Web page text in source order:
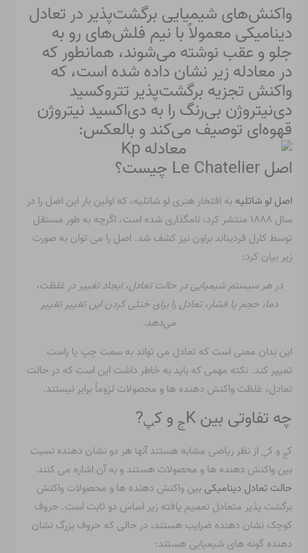
واکنش‌های شیمیایی برگشت‌پذیر در تعادل
دینامیکی معمولاً با نیم فلش‌های رو به
جلو و عقب نوشته می‌شوند، همانطور که
در معادله زیر نشان داده شده است، که
واکنش تجزیه برگشت‌پذیر تتروکسید
دی‌نیتروژن بی‌رنگ را به دی‌اکسید نیتروژن
قهوه‌ای توصیف می‌کند و بالعکس:
اصل Le Chatelier چیست؟
اصل لو شاتلیه به افتخار هنری لو شاتلیه، که اولین بار این اصل را در
سال ۱۸۸۸ منتشر کرد، نامگذاری شده است، اگرچه به طور مستقل
توسط کارل فردیناند براون نیز کشف شد. اصل را می توان به صورت
زیر بیان کرد:
در هر سیستم شیمیایی در حالت تعادل، ایجاد تغییر در غلظت،
دما، حجم یا فشار، تعادل را برای خنثی کردن این تغییر تغییر
می‌دهد.
این بدان معنی است که تعادل می تواند به سمت چپ یا راست
تغییر کند. نکته مهمی که باید به خاطر داشت این است که در حالت
تعادل، غلظت واکنش دهنده ها و محصولات لزوماً برابر نیستند.
چه تفاوتی بین K ج و کپ?
کج و کپ از نظر ریاضی مشابه هستند آنها هر دو نشان دهنده نسبت
بین واکنش دهنده ها و محصولات هستند و به آن اشاره می کنند
حالت تعادل دینامیکی بین واکنش دهنده ها و محصولات واکنش
برگشت پذیر متعادل تعمیم یافته زیر اساس دو ثابت است. حروف
کوچک نشان دهنده ضرایب هستند، در حالی که حروف بزرگ نشان
دهنده گونه های شیمیایی هستند: